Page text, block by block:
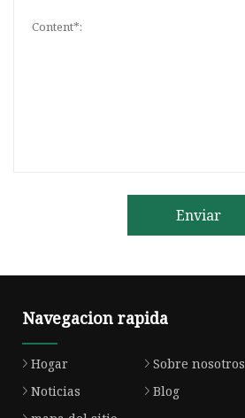
Enviar
Navegacion rapida
Hogar Sobre nosotros
Noticias
Blog